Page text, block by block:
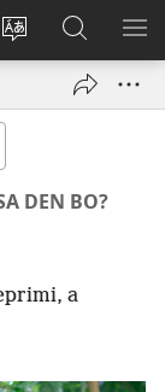
CambiaBusca
Riba
JW.ORG
DEN BO?
a